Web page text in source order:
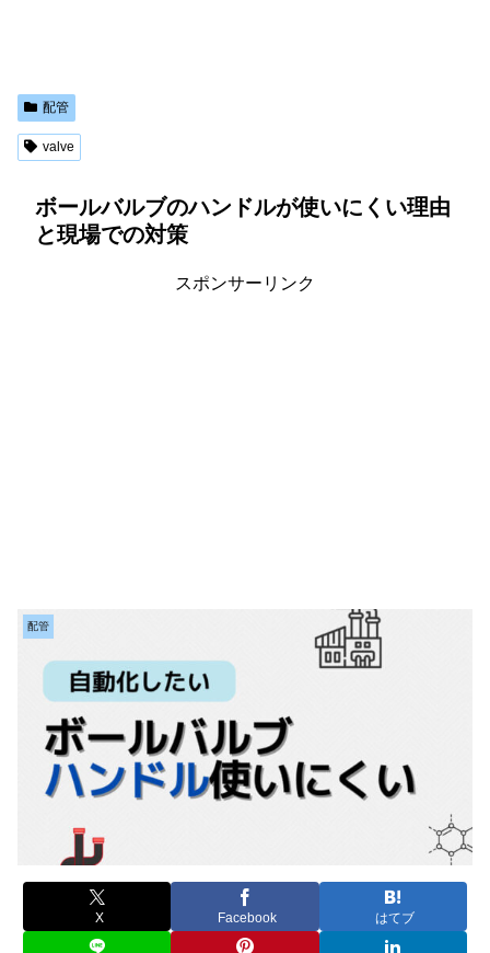
配管
valve
ボールバルブのハンドルが使いにくい理由
と現場での対策
スポンサーリンク
配管
X Facebook はてブ